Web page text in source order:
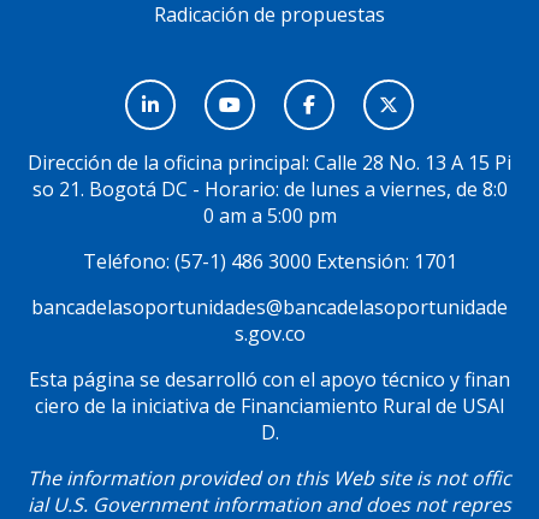
Radicación de propuestas
Social
Dirección de la oficina principal: Calle 28 No. 13 A 15 Pi
so 21. Bogotá DC - Horario: de lunes a viernes, de 8:0
0 am a 5:00 pm
Teléfono: (57-1) 486 3000 Extensión: 1701
bancadelasoportunidades@bancadelasoportunidade
s.gov.co
Esta página se desarrolló con el apoyo técnico y finan
ciero de la iniciativa de Financiamiento Rural de USAI
D.
The information provided on this Web site is not offic
ial U.S. Government information and does not repres